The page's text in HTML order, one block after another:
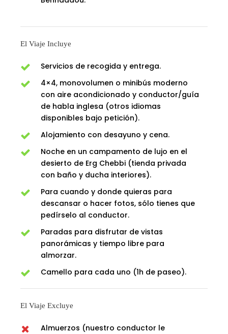
El Viaje Incluye
Servicios de recogida y entrega.
4×4, monovolumen o minibús moderno
con aire acondicionado y conductor/guía
de habla inglesa (otros idiomas
disponibles bajo petición).
Alojamiento con desayuno y cena.
Noche en un campamento de lujo en el
desierto de Erg Chebbi (tienda privada
con baño y ducha interiores).
Para cuando y donde quieras para
descansar o hacer fotos, sólo tienes que
pedírselo al conductor.
Paradas para disfrutar de vistas
panorámicas y tiempo libre para
almorzar.
Camello para cada uno (1h de paseo).
El Viaje Excluye
Almuerzos (nuestro conductor le